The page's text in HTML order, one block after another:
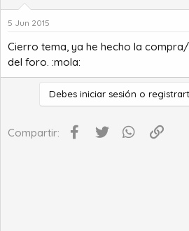
5 Jun 2015
Cierro tema, ya he hecho la
del foro. :mola:
Debes iniciar sesión o
Compartir: Facebook
Twitter WhatsApp